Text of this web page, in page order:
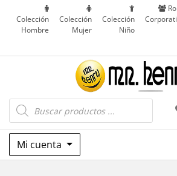
contenido
Colección
Hombre
Colección
Mujer
Colección
Niño
Mr. Henry
Ropa Corporativa,
Escolares y más en
Búsqueda
de
productos
Mi cuenta